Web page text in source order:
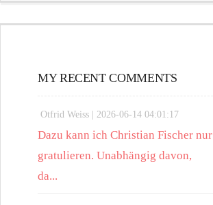
MY RECENT COMMENTS
Otfrid Weiss | 2026-06-14 04:01:17
Dazu kann ich Christian Fischer nur
gratulieren. Unabhängig davon,
da...